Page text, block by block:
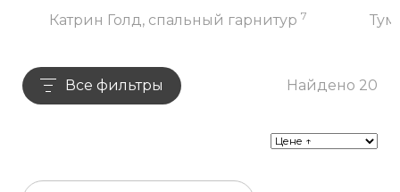
Катрин Голд, спальный гарнитур 7
Все фильтры Найдено 20